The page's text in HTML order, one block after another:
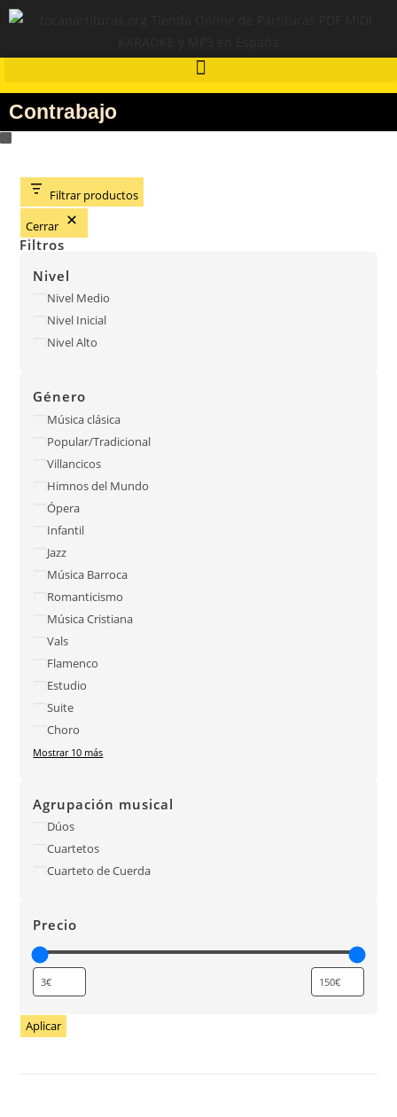
Contrabajo
Filtrar productos
Cerrar
Filtros
Nivel
Nivel Medio
Nivel Inicial
Nivel Alto
Género
Música clásica
Popular/Tradicional
Villancicos
Himnos del Mundo
Ópera
Infantil
Jazz
Música Barroca
Romanticismo
Música Cristiana
Vals
Flamenco
Estudio
Suite
Choro
Mostrar 10 más
Agrupación musical
Dúos
Cuartetos
Cuarteto de Cuerda
Precio
Aplicar